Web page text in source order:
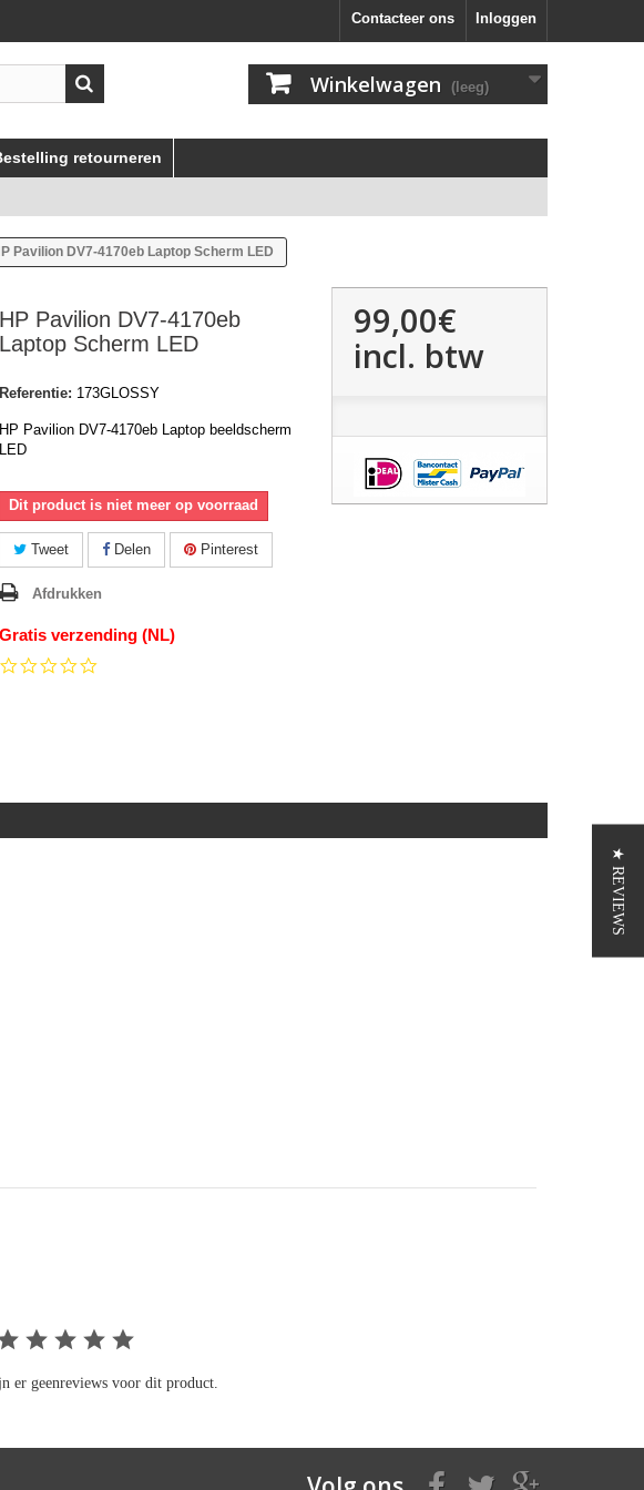
Inloggen
Contacteer ons
Winkelwagen (leeg)
retourneren
Pavilion DV7-4170eb Laptop Scherm LED
HP Pavilion DV7-4170eb
Laptop Scherm LED
Referentie: 173GLOSSY
HP Pavilion DV7-4170eb Laptop beeldscherm
LED
Dit product is niet meer op voorraad
Tweet Delen Pinterest
Afdrukken
Gratis verzending (NL)
99,00€
incl. btw
er geenreviews voor dit product.
★ REVIEWS